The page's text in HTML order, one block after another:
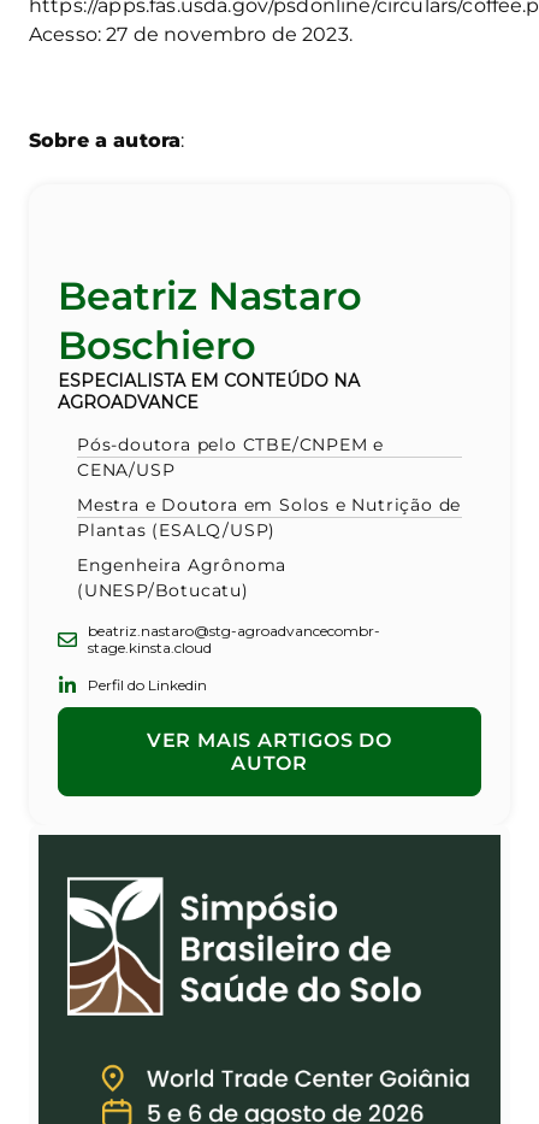
https://apps.fas.usda.gov/psdonline/circulars/
Acesso: 27 de novembro de 2023.
Sobre a autora:
Beatriz Nastaro
Boschiero
ESPECIALISTA EM CONTEÚDO NA
AGROADVANCE
Pós-doutora pelo CTBE/CNPEM e
CENA/USP
Mestra e Doutora em Solos e Nutrição de
Plantas (ESALQ/USP)
Engenheira Agrônoma
(UNESP/Botucatu)
beatriz.nastaro@stg-agroadvancecombr-
stage.kinsta.cloud
Perfil do Linkedin
VER MAIS ARTIGOS DO
AUTOR